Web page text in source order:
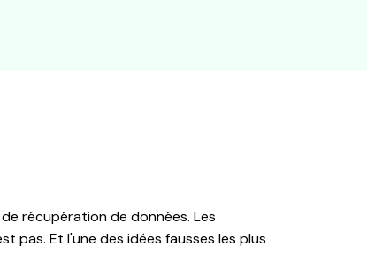
récupération de données. Les
pas. Et l'une des idées fausses les plus